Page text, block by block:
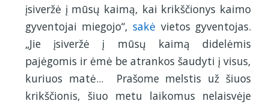
įsiveržė į mūsų kaimą, kai krikščionys kaimo
gyventojai miegojo“, sakė vietos gyventojas.
„Jie įsiveržė į mūsų kaimą didelėmis
pajėgomis ir ėmė be atrankos šaudyti į visus,
kuriuos matė... Prašome melstis už šiuos
krikščionis, šiuo metu laikomus nelaisvėje